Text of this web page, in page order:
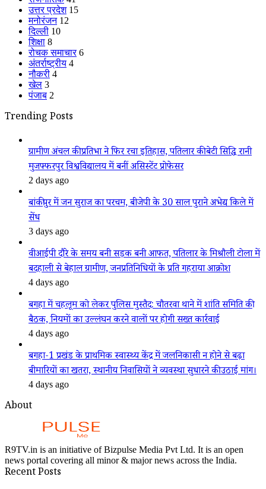
उत्तर प्रदेश 15
मनोरंजन 12
दिल्ली 10
शिक्षा 8
रोचक समाचार 6
अंतर्राष्ट्रीय 4
नौकरी 4
खेल 3
पंजाब 2
Trending Posts
ग्रामीण अंचल की प्रतिभा ने फिर रचा इतिहास, पतिलार की बेटी सिद्धि रानी
मुजफ्फरपुर विश्वविद्यालय में बनीं असिस्टेंट प्रोफेसर
2 days ago
बांकीपुर में जन सुराज का परचम, बीजेपी के 30 साल पुराने अभेद्य किले में
सेंध
3 days ago
वीआईपी दौरे के समय बनी सड़क बनी आफत, पतिलार के मिश्रौली टोला में
बदहाली से बेहाल ग्रामीण, जनप्रतिनिधियों के प्रति गहराया आक्रोश
4 days ago
बगहा में चहलूम को लेकर पुलिस मुस्तैद: चौतरवा थाने में शांति समिति की
बैठक, नियमों का उल्लंघन करने वालों पर होगी सख्त कार्रवाई
4 days ago
बगहा-1 प्रखंड के प्राथमिक स्वास्थ्य केंद्र में जलनिकासी न होने से बढ़ा
बीमारियों का खतरा, स्थानीय निवासियों ने व्यवस्था सुधारने की उठाई मांग।
4 days ago
About
R9TV.in is an initiative of Bizpulse Media Pvt Ltd. It is an open
news portal covering all minor & major news across the India.
Recent Posts